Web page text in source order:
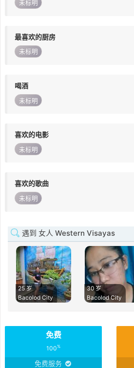
未标明
最喜欢的厨房
未标明
喝酒
未标明
喜欢的电影
未标明
喜欢的歌曲
未标明
遇到 女人 Western Visayas
25 岁
Bacolod City
30 岁
Bacolod City
免费
100%
免费服务